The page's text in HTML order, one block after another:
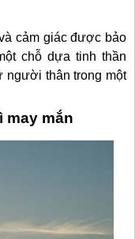
cảm giác được bảo
chỗ dựa tinh thần
người thân trong một
may mắn